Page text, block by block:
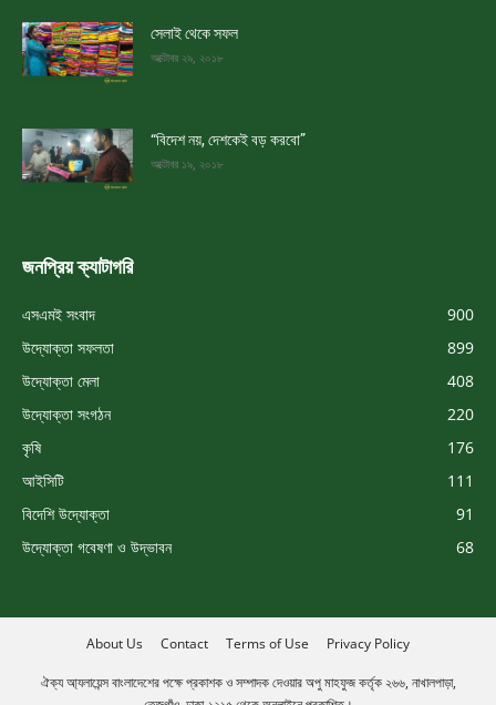
সেলাই থেকে সফল
অক্টোবর ২৯, ২০১৮
“বিদেশ নয়, দেশকেই বড় করবো”
অক্টোবর ১৯, ২০১৮
জনপ্রিয় ক্যাটাগরি
এসএমই সংবাদ
900
উদ্যোক্তা সফলতা
899
উদ্যোক্তা মেলা
408
উদ্যোক্তা সংগঠন
220
কৃষি
176
আইসিটি
111
বিদেশি উদ্যোক্তা
91
উদ্যোক্তা গবেষণা ও উদ্ভাবন
68
About Us Contact Terms of Use Privacy Policy
ঐক্য আ্যলায়েন্স বাংলাদেশের পক্ষে প্রকাশক ও সম্পাদক দেওয়ার অপু মাহফুজ কর্তৃক ২৬৬, নাখালপাড়া,